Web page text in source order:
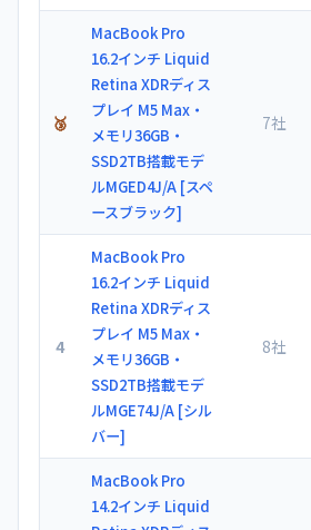
🥉
MacBook Pro
16.2インチ Liquid
Retina XDRディス
プレイ M5 Max・
メモリ36GB・
SSD2TB搭載モデ
ルMGED4J/A [スペ
ースブラック]
7社
4
MacBook Pro
16.2インチ Liquid
Retina XDRディス
プレイ M5 Max・
メモリ36GB・
SSD2TB搭載モデ
ルMGE74J/A [シル
バー]
8社
MacBook Pro
14.2インチ Liquid